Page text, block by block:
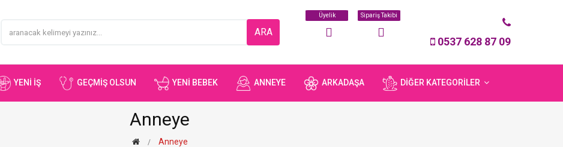
ARA
Üyelik Sipariş Takibi
0537 628 87 09
YENI İŞ GEÇMIŞ OLSUN YENI BEBEK ANNEYE ARKADAŞA DIĞER KATEGORILER
Anneye
Anneye